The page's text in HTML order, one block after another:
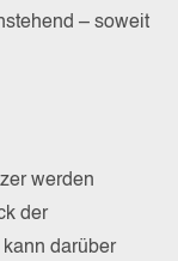
– soweit
werden
der
darüber